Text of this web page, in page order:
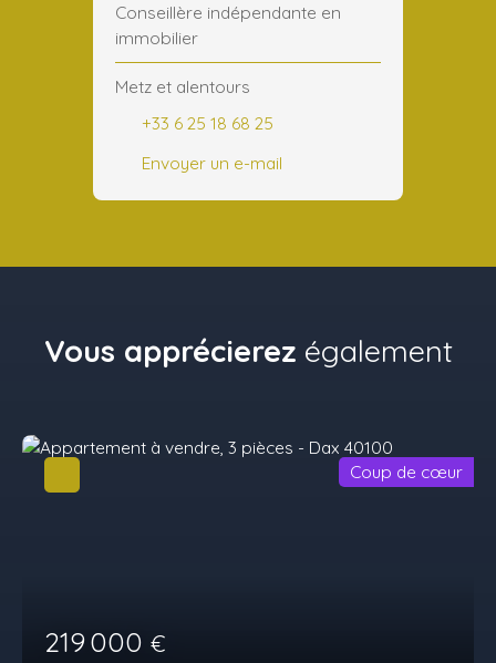
Conseillère indépendante en
immobilier
Metz et alentours
+33 6 25 18 68 25
Envoyer un e-mail
Vous apprécierez également
219 000 €
Coup de cœur